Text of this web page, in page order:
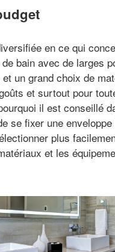
en ce qui
bain avec de larges
et un grand choix de
et surtout pour
il est conseillé
se fixer une
plus
et les